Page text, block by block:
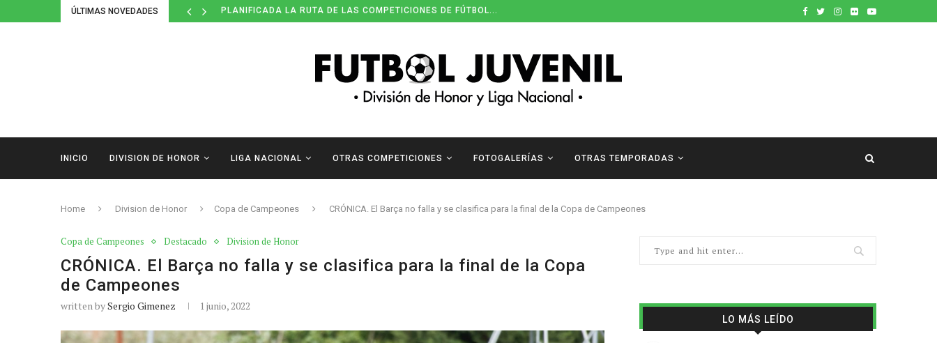
ÚLTIMAS NOVEDADES ESPAÑA, SUBCAMPEONA DE EUROPA SUB-19
INICIO DIVISION DE HONOR LIGA NACIONAL OTRAS COMPETICIONES FOTOGALERÍAS OTRAS TEMPORADAS
Home Division de Honor Copa de Campeones CRÓNICA. El Barça no falla y se clasifica para la final de la Copa de Campeones
Copa de Campeones Destacado Division de Honor
CRÓNICA. El Barça no falla y se clasifica para la final de la Copa
de Campeones
written bySergio Gimenez 1 junio, 2022
LO MÁS LEÍDO